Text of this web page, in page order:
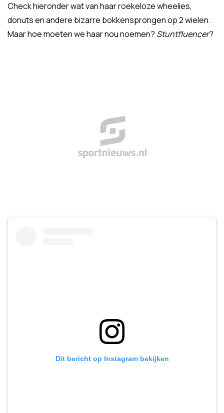
Check hieronder wat van haar roekeloze wheelies,
donuts en andere bizarre bokkensprongen op 2 wielen.
Maar hoe moeten we haar nou noemen? Stuntfluencer?
Dit bericht op Instagram bekijken